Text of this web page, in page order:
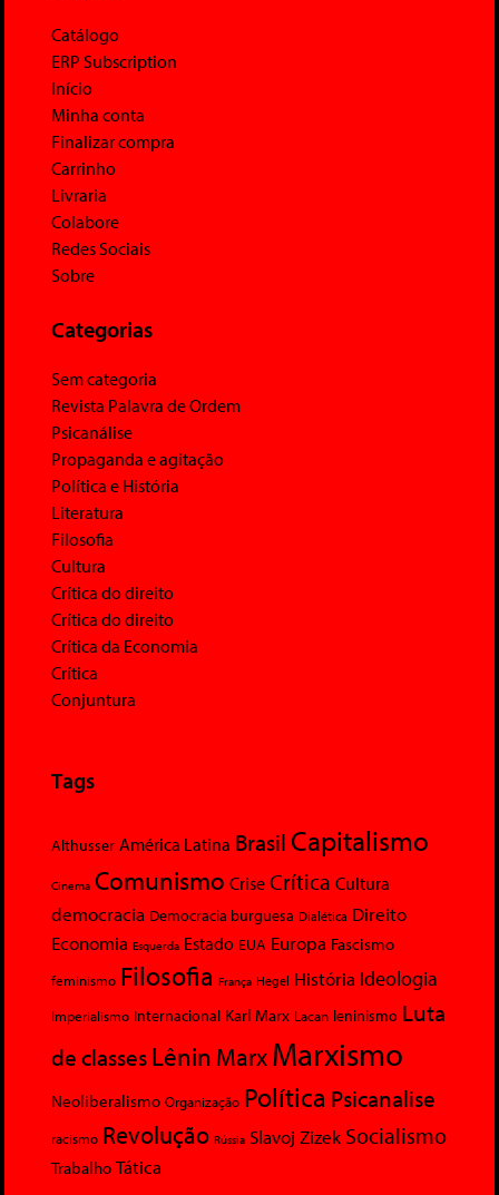
Catálogo
ERP Subscription
Início
Minha conta
Finalizar compra
Carrinho
Livraria
Colabore
Redes Sociais
Sobre
Categorias
Sem categoria
Revista Palavra de Ordem
Psicanálise
Propaganda e agitação
Política e História
Literatura
Filosofia
Cultura
Crítica do direito
Crítica do direito
Crítica da Economia
Crítica
Conjuntura
Tags
Althusser América Latina Brasil Capitalismo
Cinema Comunismo Crise Crítica Cultura
democracia Democracia burguesa Dialética Direito
Economia Esquerda Estado EUA Europa Fascismo
feminismo Filosofia França Hegel História Ideologia
Imperialismo Internacional Karl Marx Lacan leninismo Luta
de classesLênin MarxMarxismo
Neoliberalismo Organização Política Psicanalise
racismo Revolução Rússia Slavoj Zizek Socialismo
Trabalho Tática